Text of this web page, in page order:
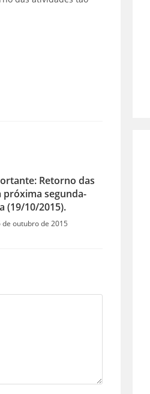
Retorno das
próxima segunda-
(19/10/2015).
de outubro de 2015